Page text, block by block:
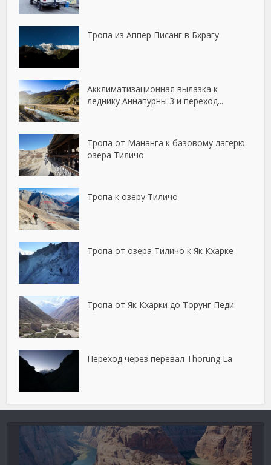
Тропа из Аппер Писанг в Бхрагу
Акклиматизационная вылазка к
леднику Аннапурны 3 и переход...
Тропа от Мананга к базовому лагерю
озера Тиличо
Тропа к озеру Тиличо
Тропа от озера Тиличо к Як Кхарке
Тропа от Як Кхарки до Торунг Педи
Переход через перевал Thorung La